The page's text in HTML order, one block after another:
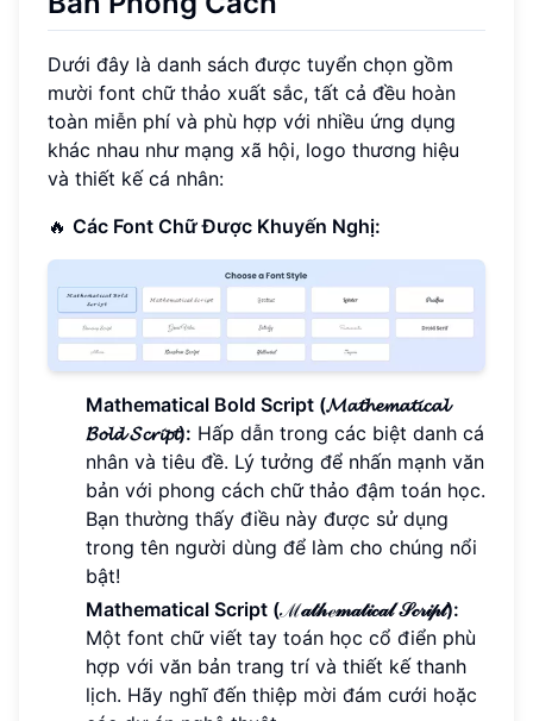
Dưới đây là danh sách được tuyển chọn gồm
mười font chữ thảo xuất sắc, tất cả đều hoàn
toàn miễn phí và phù hợp với nhiều ứng dụng
khác nhau như mạng xã hội, logo thương hiệu
và thiết kế cá nhân:
🔥 Các Font Chữ Được Khuyến Nghị:
Mathematical Bold Script (𝓜𝓪𝓽𝓱𝓮𝓶𝓪𝓽𝓲𝓬𝓪𝓵
𝓑𝓸𝓵𝓭 𝓢𝓬𝓻𝓲𝓹𝓽): Hấp dẫn trong các biệt danh cá
nhân và tiêu đề. Lý tưởng để nhấn mạnh văn
bản với phong cách chữ thảo đậm toán học.
Bạn thường thấy điều này được sử dụng
trong tên người dùng để làm cho chúng nổi
bật!
Mathematical Script (ℳ𝒶𝓉𝒽ℯ𝓂𝒶𝓉𝒾𝒸𝒶𝓁 𝒮𝒸𝓇𝒾𝓅𝓉):
Một font chữ viết tay toán học cổ điển phù
hợp với văn bản trang trí và thiết kế thanh
lịch. Hãy nghĩ đến thiệp mời đám cưới hoặc